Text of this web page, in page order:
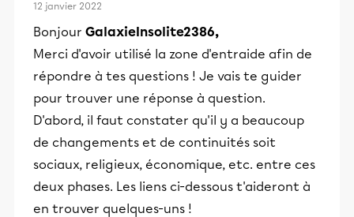
12 janvier 2022
Bonjour GalaxieInsolite2386,
Merci d'avoir utilisé la zone d'entraide afin de
répondre à tes questions ! Je vais te guider
pour trouver une réponse à question.
D'abord, il faut constater qu'il y a beaucoup
de changements et de continuités soit
sociaux, religieux, économique, etc. entre ces
deux phases. Les liens ci-dessous t'aideront à
en trouver quelques-uns !